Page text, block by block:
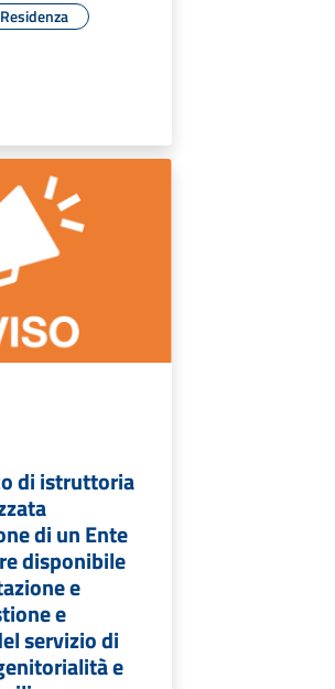
Residenza
di istruttoria
di un Ente
disponibile
e
e
servizio di
e